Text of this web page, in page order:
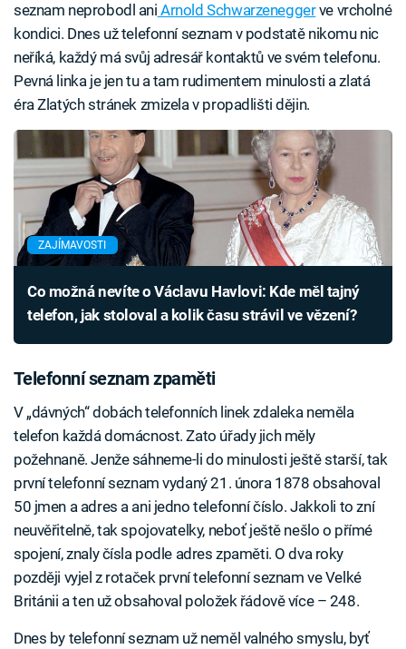
seznam neprobodl ani Arnold Schwarzeneggerve vrcholné
kondici. Dnes už telefonní seznam v podstatě nikomu nic
neříká, každý má svůj adresář kontaktů ve svém telefonu.
Pevná linka je jen tu a tam rudimentem minulosti a zlatá
éra Zlatých stránek zmizela v propadlišti dějin.
ZAJÍMAVOSTI
Co možná nevíte o Václavu Havlovi: Kde měl tajný
telefon, jak stoloval a kolik času strávil ve vězení?
Telefonní seznam zpaměti
V „dávných“ dobách telefonních linek zdaleka neměla
telefon každá domácnost. Zato úřady jich měly
požehnaně. Jenže sáhneme-li do minulosti ještě starší, tak
první telefonní seznam vydaný 21. února 1878 obsahoval
50 jmen a adres a ani jedno telefonní číslo. Jakkoli to zní
neuvěřitelně, tak spojovatelky, neboť ještě nešlo o přímé
spojení, znaly čísla podle adres zpaměti. O dva roky
později vyjel z rotaček první telefonní seznam ve Velké
Británii a ten už obsahoval položek řádově více – 248.
Dnes by telefonní seznam už neměl valného smyslu, byť